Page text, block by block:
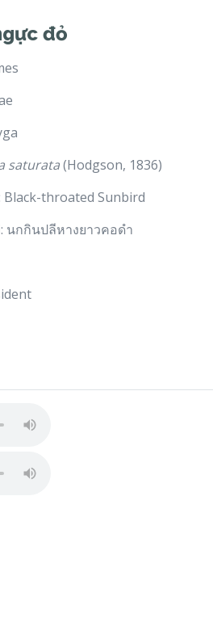
đỏ
saturata(Hodgson, 1836)
Black-throated Sunbird
: นกกินปลีหางยาวคอดำ